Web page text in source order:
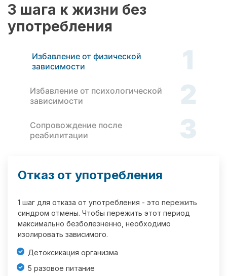
3 шага к жизни без
употребления
Избавление от физической
зависимости
1
Избавление от психологической
зависимости
2
Сопровождение после
реабилитации
3
Отказ от употребления
1 шаг для отказа от употребления - это пережить
синдром отмены. Чтобы пережить этот период
максимально безболезненно, необходимо
изолировать зависимого.
Детоксикация организма
5 разовое питание